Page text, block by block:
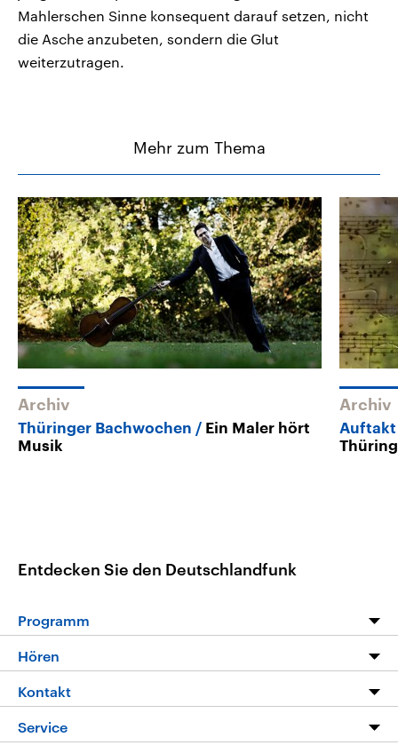
Mahlerschen Sinne konsequent darauf setzen, nicht
die Asche anzubeten, sondern die Glut
weiterzutragen.
Mehr zum Thema
Archiv
Thüringer Bachwochen
Ein Maler hört
Musik
Archiv
Auftakt
Entdecken Sie den Deutschlandfunk
Programm
Programm
Die Nachrichten
Nachrichtenleicht
Hören
Livestream
Podcasts
Kontakt
Hörerservice
Service